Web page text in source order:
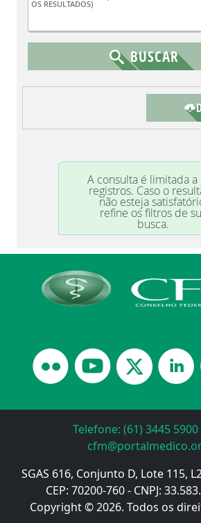
Telefone: (61) 3445 5900
SGAS 616, Conjunto D, Lote 115,
CEP: 70200-760 - CNPJ:
Copyright © 2026. Todos os